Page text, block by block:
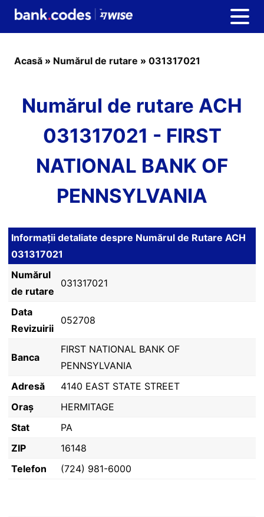
Acasă » Numărul de rutare » 031317021
Numărul de rutare ACH
031317021 - FIRST
NATIONAL BANK OF
PENNSYLVANIA
Informații detaliate despre Numărul de Rutare ACH
031317021
Numărul
de rutare
031317021
Data
Revizuirii
052708
Banca
FIRST NATIONAL BANK OF
PENNSYLVANIA
Adresă
4140 EAST STATE STREET
Oraș
HERMITAGE
Stat
PA
ZIP
16148
Telefon
(724) 981-6000